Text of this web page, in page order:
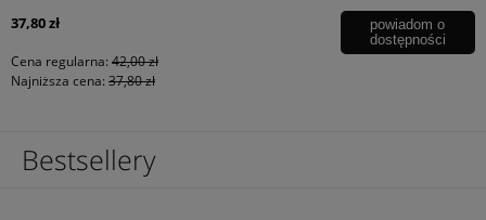
37,80 zł
Cena regularna: 42,00 zł
Najniższa cena: 37,80 zł
powiadom o
dostępności
Bestsellery